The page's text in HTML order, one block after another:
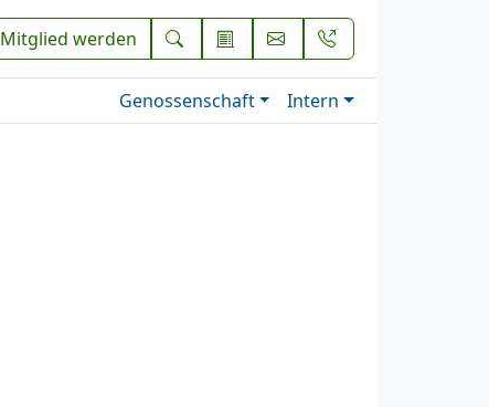
Mitglied werden
Genossenschaft Intern